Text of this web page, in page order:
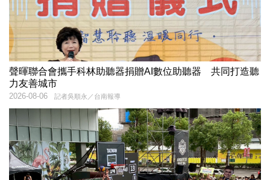
聲暉聯合會攜手科林助聽器捐贈AI數位助聽器 共同打造聽
力友善城市
記者吳順永／台南報導
2026-08-06